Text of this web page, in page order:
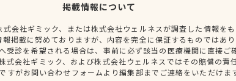
掲載情報について
会社ギミック、または株式会社ウェルネスが調査した情報を
掲載に努めておりますが、内容を完全に保証するものではあ
受診を希望される場合は、事前に必ず該当の医療機関に直接ご
式会社ギミック、および株式会社ウェルネスではその賠償の責
すがお問い合わせフォームより編集部までご連絡をいただけま